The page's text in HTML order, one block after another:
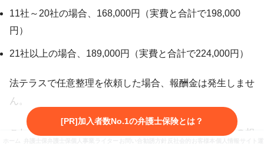
11社～20社の場合、168,000円（実費と合計で198,000
円）
21社以上の場合、189,000円（実費と合計で224,000円）
法テラスで任意整理を依頼した場合、報酬金は発生しませ
ん。
これに対し、一般の法律事務所に依頼すると、着手金の相
[PR]加入者数No.1の弁護士保険とは？